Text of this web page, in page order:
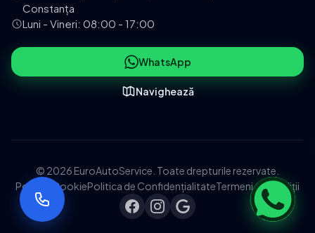
Constanța
Luni - Vineri: 08:00 - 17:00
WhatsApp
Navighează
© 2026 EuroAutoService. Toate drepturile rezervate.
Politica CookiePolitica de ConfidențialitateTermeni și Condiții